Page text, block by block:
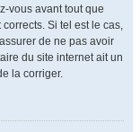
vous avant tout que
Si tel est le cas,
de ne pas avoir
du site internet ait un
la corriger.